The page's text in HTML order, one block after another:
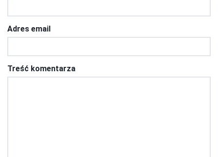
Adres email
Treść komentarza